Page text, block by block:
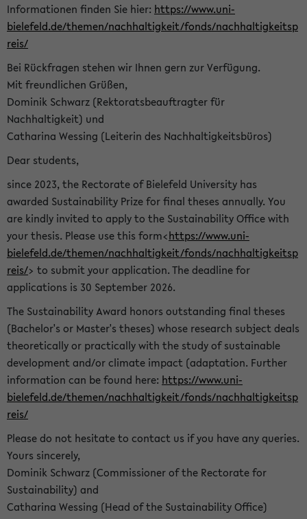
Informationen finden Sie hier: https://www.uni-
bielefeld.de/themen/nachhaltigkeit/fonds/nachhaltigkeitsp
reis/
Bei Rückfragen stehen wir Ihnen gern zur Verfügung.
Mit freundlichen Grüßen,
Dominik Schwarz (Rektoratsbeauftragter für
Nachhaltigkeit) und
Catharina Wessing (Leiterin des Nachhaltigkeitsbüros)
Dear students,
since 2023, the Rectorate of Bielefeld University has
awarded Sustainability Prize for final theses annually. You
are kindly invited to apply to the Sustainability Office with
your thesis. Please use this form<https://www.uni-
bielefeld.de/themen/nachhaltigkeit/fonds/nachhaltigkeitsp
reis/> to submit your application. The deadline for
applications is 30 September 2026.
The Sustainability Award honors outstanding final theses
(Bachelor's or Master's theses) whose research subject deals
theoretically or practically with the study of sustainable
development and/or climate impact (adaptation. Further
information can be found here: https://www.uni-
bielefeld.de/themen/nachhaltigkeit/fonds/nachhaltigkeitsp
reis/
Please do not hesitate to contact us if you have any queries.
Yours sincerely,
Dominik Schwarz (Commissioner of the Rectorate for
Sustainability) and
Catharina Wessing (Head of the Sustainability Office)